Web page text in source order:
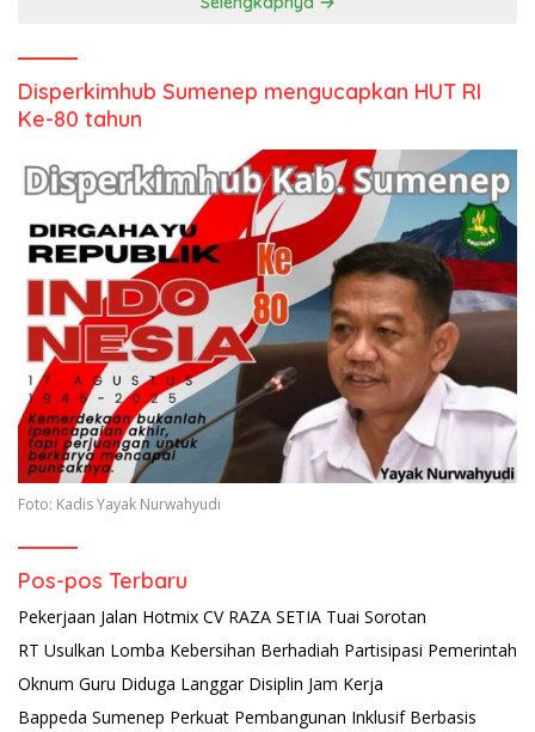
Disperkimhub Sumenep mengucapkan HUT RI
Ke-80 tahun
Foto: Kadis Yayak Nurwahyudi
Pos-pos Terbaru
Pekerjaan Jalan Hotmix CV RAZA SETIA Tuai Sorotan
RT Usulkan Lomba Kebersihan Berhadiah Partisipasi Pemerintah
Oknum Guru Diduga Langgar Disiplin Jam Kerja
Bappeda Sumenep Perkuat Pembangunan Inklusif Berbasis